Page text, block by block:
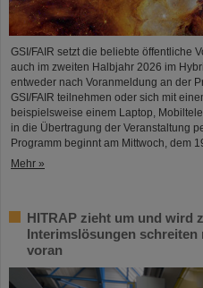
GSI/FAIR setzt die beliebte öffentliche
auch im zweiten Halbjahr 2026 im
entweder nach Voranmeldung an der
GSI/FAIR teilnehmen oder sich mit
beispielsweise einem Laptop,
in die Übertragung der Veranstaltung
Programm beginnt am Mittwoch, dem
Mehr »
HITRAP zieht um und wird
Interimslösungen
voran